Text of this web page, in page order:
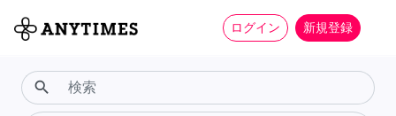
ログイン 新規登録
search